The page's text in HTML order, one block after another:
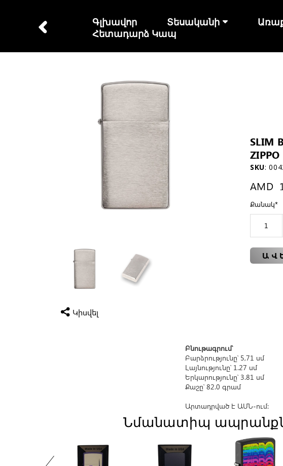
Գլխավոր Տեսականի
Հետադարձ Կապ
Կիսվել
SLIM
SKU:
AMD
Քանակ*
Բնութագրում՝
Բարձրությունը՝ 5,71 սմ
Լայնությունը՝ 1.27 սմ
Երկարությունը՝ 3.81 սմ
Քաշը՝ 82.0 գրամ
Արտադրված է ԱՄՆ-ում։
Նմանատիպ